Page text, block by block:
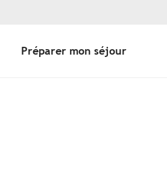
Préparer mon séjour